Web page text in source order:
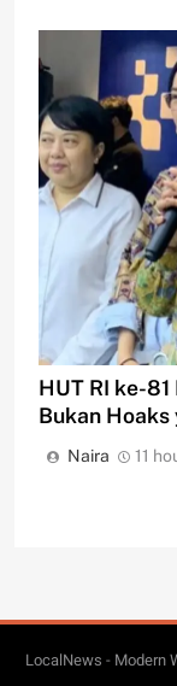
HUT RI ke-
Bukan
Naira 11
LocalNews - Modern